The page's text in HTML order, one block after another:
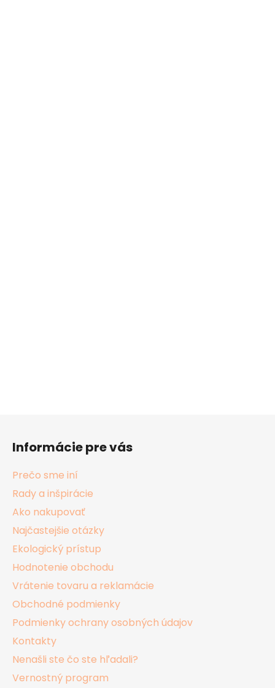
Informácie pre vás
Prečo sme iní
Rady a inšpirácie
Ako nakupovať
Najčastejšie otázky
Ekologický prístup
Hodnotenie obchodu
Vrátenie tovaru a reklamácie
Obchodné podmienky
Podmienky ochrany osobných údajov
Kontakty
Nenašli ste čo ste hľadali?
Vernostný program